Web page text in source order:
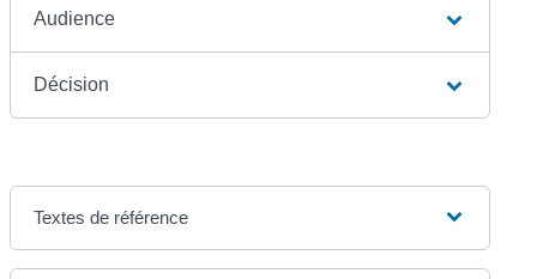
Audience
Décision
Textes de référence